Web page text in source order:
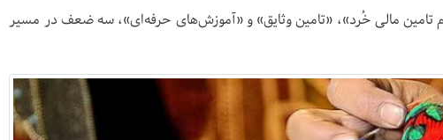
تامین مالی خُرد»، «تامین وثایق» و «آموزش‌های حرفه‌ای»، سه ضعف در مسیر